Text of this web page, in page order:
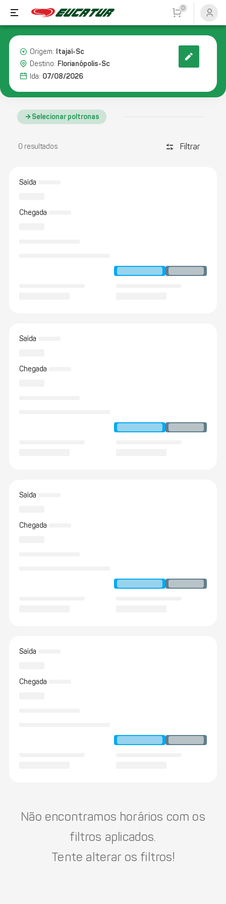
0
Origem: Itajaí-Sc
Destino: Florianópolis-Sc
Ida: 07/08/2026
Selecionar poltronas
0 resultados discover_tune Filtrar
Saída
Chegada
Saída
Chegada
Saída
Chegada
Saída
Chegada
Não encontramos horários com os
filtros aplicados.
Tente alterar os filtros!